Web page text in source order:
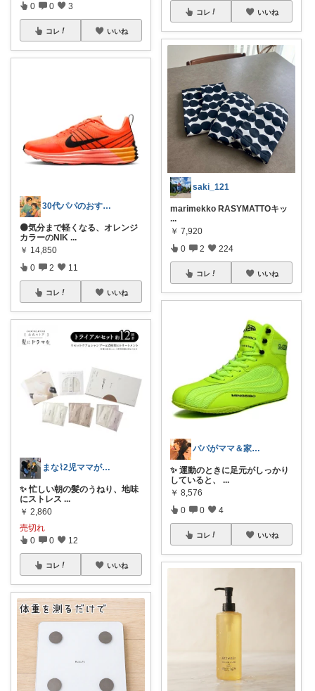
0 0 3
コレ いいね
30代パパのおすすめアイテム
🟠気分まで軽くなる、オレンジ
カラーのNIK ...
￥ 14,850
0 2 11
コレ いいね
まな⌇2児ママが目指すゆとりある暮らし
✨ 忙しい朝の髪のうねり、地味
にストレス ...
￥ 2,860
売切れ
0 0 12
コレ いいね
コレ いいね
saki_121
marimekko RASYMATTOキッ
...
￥ 7,920
0 2 224
コレ いいね
パパがママ＆家族の笑顔の為に選ぶ品😆
✨ 運動のときに足元がしっかり
していると、
...
￥ 8,576
0 0 4
コレ いいね